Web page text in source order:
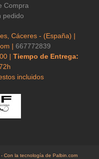
Compra
pedido
Cáceres - (España) |
| 667772839
| Tiempo de Entrega:
incluidos
Con la tecnología de Palbin.com